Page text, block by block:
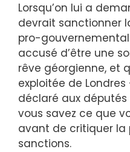
Lorsqu’on lui a
devrait sanctionner
pro-
accusé d’être une
rêve géorgienne, et
exploitée de
déclaré aux
vous savez ce que
avant de critiquer la
sanctions.